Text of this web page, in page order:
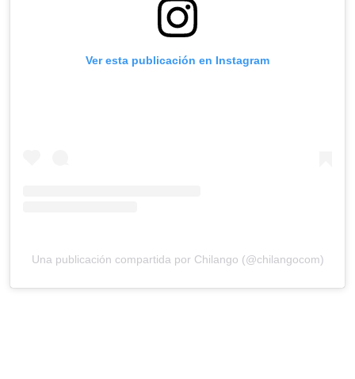
Ver esta publicación en Instagram
Una publicación compartida por Chilango (@chilangocom)